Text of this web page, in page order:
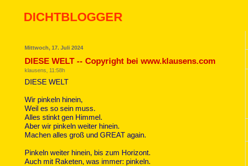
DICHTBLOGGER
Mittwoch, 17. Juli 2024
DIESE WELT -- Copyright bei www.klausens.com
klausens, 11:58h
DIESE WELT
Wir pinkeln hinein,
Weil es so sein muss.
Alles stinkt gen Himmel.
Aber wir pinkeln weiter hinein.
Machen alles groß und GREAT again.
Pinkeln weiter hinein, bis zum Horizont.
Auch mit Raketen, was immer: pinkeln.